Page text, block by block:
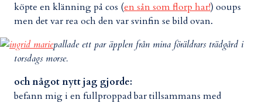
köpte en klänning på cos (en sån som florp har!) ooups
men det var rea och den var svinfin se bild ovan.
pallade ett par äpplen från mina föräldrars trädgård i
torsdags morse.
och något nytt jag gjorde:
befann mig i en fullproppad bar tillsammans med